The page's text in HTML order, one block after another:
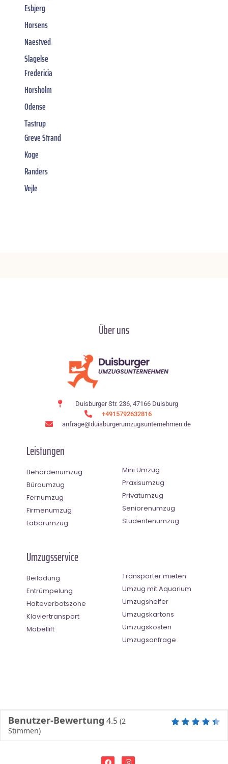
Esbjerg
Horsens
Naestved
Slagelse
Fredericia
Horsholm
Odense
Tastrup
Greve Strand
Koge
Randers
Vejle
Über uns
Duisburger Str. 236, 47166 Duisburg
+4915792632816
anfrage@duisburgerumzugsunternehmen.de
Leistungen
Behördenumzug
Büroumzug
Fernumzug
Firmenumzug
Laborumzug
Mini Umzug
Praxisumzug
Privatumzug
Seniorenumzug
Studentenumzug
Umzugsservice
Beiladung
Entrümpelung
Halteverbotszone
Klaviertransport
Möbellift
Transporter mieten
Umzug mit Aquarium
Umzugshelfer
Umzugskartons
Umzugskosten
Umzugsanfrage
Benutzer-Bewertung 4.5 (2
Stimmen)